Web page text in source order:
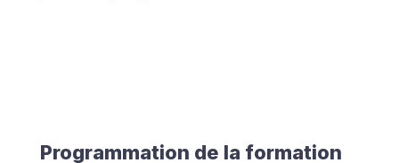
Programmation de la formation